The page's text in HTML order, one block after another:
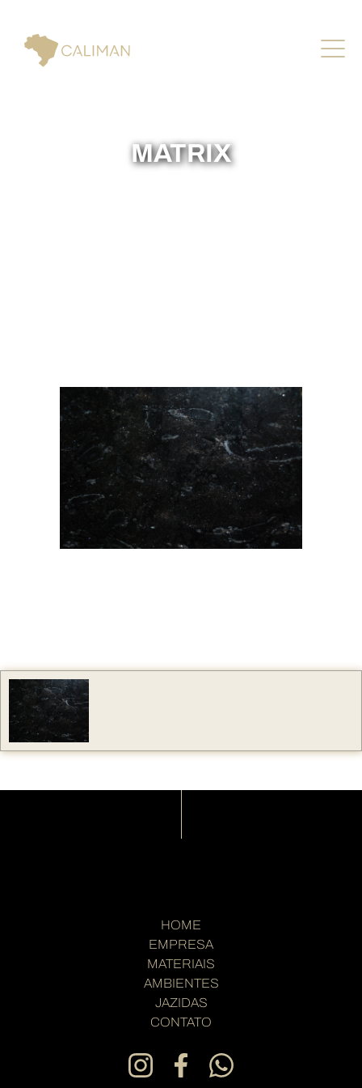
MATRIX
HOME
EMPRESA
MATERIAIS
AMBIENTES
JAZIDAS
CONTATO